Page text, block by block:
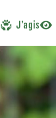
J’agis